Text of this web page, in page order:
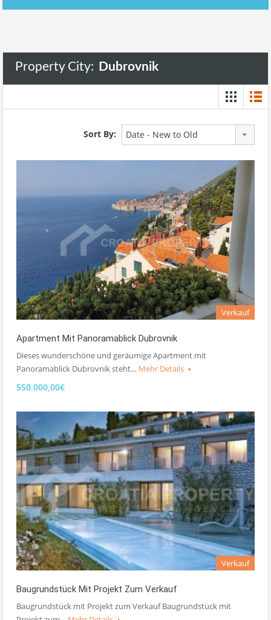
Property City: Dubrovnik
Sort By: Date - New to Old
Verkauf
Apartment Mit Panoramablick Dubrovnik
Dieses wunderschöne und geräumige Apartment mit
Panoramablick Dubrovnik steht… Mehr Details
550.000,00€
Verkauf
Baugrundstück Mit Projekt Zum Verkauf
Baugrundstück mit Projekt zum Verkauf Baugrundstück mit